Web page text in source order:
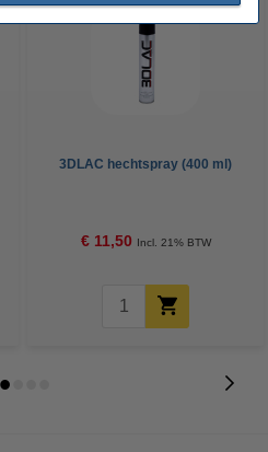
3DLAC hechtspray (400 ml)
€ 11,50 Incl. 21% BTW